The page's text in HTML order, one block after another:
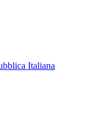
Italiana